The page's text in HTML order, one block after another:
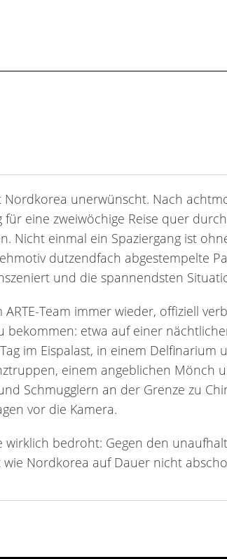
unerwünscht. Nach
eine zweiwöchige Reise quer
Nicht einmal ein Spaziergang ist
dutzendfach abgestempelte
und die spannendsten
Team immer wieder, offiziell
bekommen: etwa auf einer
im Eispalast, in einem Delfinarium
einem angeblichen Mönch
Schmugglern an der Grenze zu
vor die Kamera.
wirklich bedroht: Gegen den
Nordkorea auf Dauer nicht